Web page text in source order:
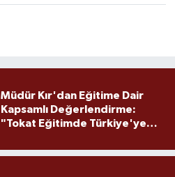
Müdür Kır'dan Eğitime Dair
Kapsamlı Değerlendirme:
"Tokat Eğitimde Türkiye'ye